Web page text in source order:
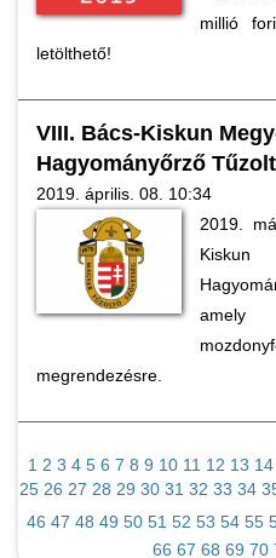
millió
letölthető!
VIII. Bács-Kiskun
Hagyományőrző
2019. április. 08. 10:34
2019.
megrendezésre.
1 2 3 4 5 6 7 8 9 10 11 12 13 14
25 26 27 28 29 30 31 32 33 34
46 47 48 49 50 51 52 53 54 55
66 67 68 69 70